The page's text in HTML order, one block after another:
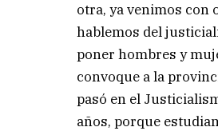
otra, ya venimos con
hablemos del
poner hombres y
convoque a la
pasó en el
años, porque